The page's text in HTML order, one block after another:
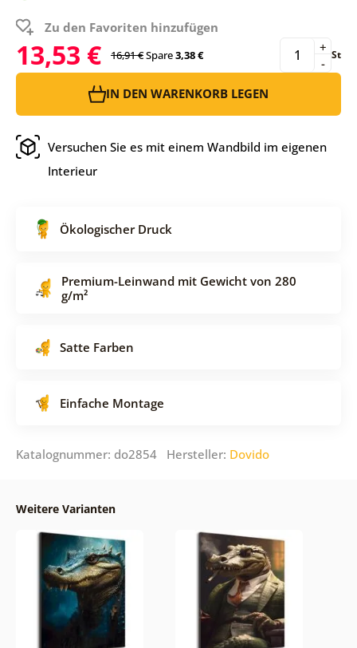
Zu den Favoriten hinzufügen
13,53 € 16,91 €Spare3,38 € -
+ St
IN DEN WARENKORB LEGEN
Versuchen Sie es mit einem Wandbild im eigenen
Interieur
Ökologischer Druck
Premium-Leinwand mit Gewicht von 280
g/m²
Satte Farben
Einfache Montage
Katalognummer: do2854 Hersteller: Dovido
Weitere Varianten